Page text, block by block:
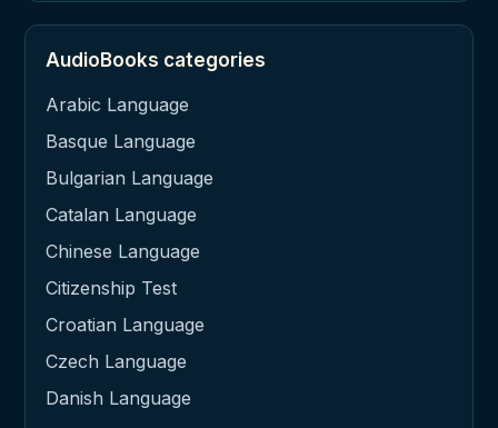
AudioBooks categories
Arabic Language
Basque Language
Bulgarian Language
Catalan Language
Chinese Language
Citizenship Test
Croatian Language
Czech Language
Danish Language